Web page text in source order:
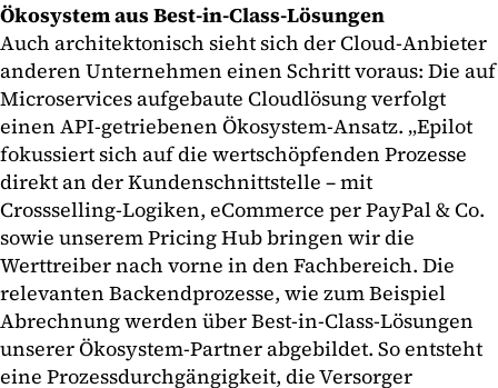
Ökosystem aus Best-in-Class-Lösungen
Auch architektonisch sieht sich der Cloud-Anbieter
anderen Unternehmen einen Schritt voraus: Die auf
Microservices aufgebaute Cloudlösung verfolgt
einen API-getriebenen Ökosystem-Ansatz. „Epilot
fokussiert sich auf die wertschöpfenden Prozesse
direkt an der Kundenschnittstelle – mit
Crossselling-Logiken, eCommerce per PayPal & Co.
sowie unserem Pricing Hub bringen wir die
Werttreiber nach vorne in den Fachbereich. Die
relevanten Backendprozesse, wie zum Beispiel
Abrechnung werden über Best-in-Class-Lösungen
unserer Ökosystem-Partner abgebildet. So entsteht
eine Prozessdurchgängigkeit, die Versorger